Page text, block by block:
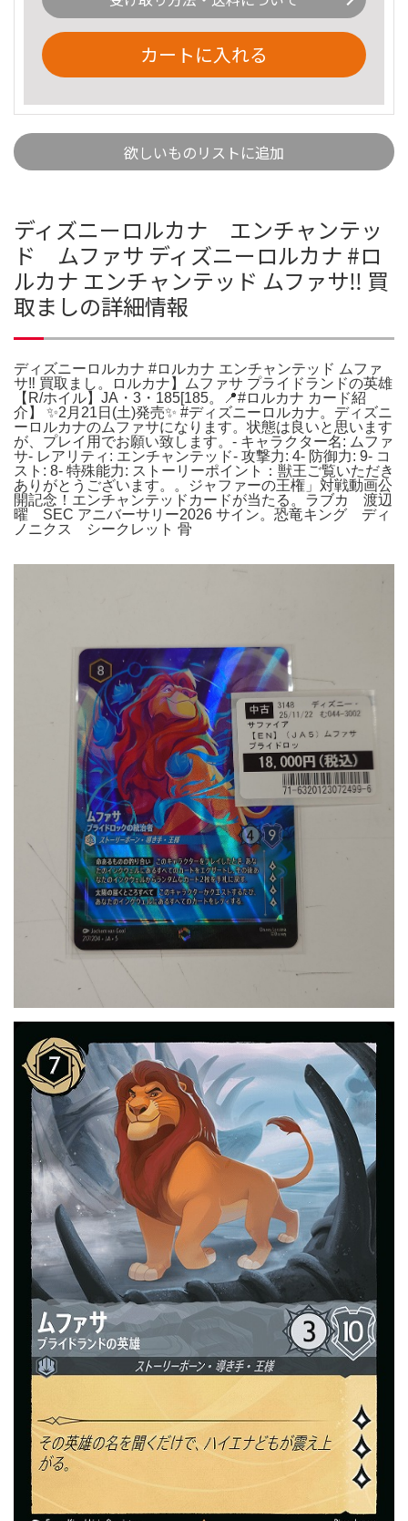
カートに入れる
欲しいものリストに追加
ディズニーロルカナ エンチャンテッ
ド ムファサ ディズニーロルカナ #ロ
ルカナ エンチャンテッド ムファサ‼️ 買
取ましの詳細情報
ディズニーロルカナ #ロルカナ エンチャンテッド ムファ
サ‼️ 買取まし。ロルカナ】ムファサ プライドランドの英雄
【R/ホイル】JA・3・185[185。📍#ロルカナ カード紹
介】​ ✨2月21日(土)発売✨ #ディズニーロルカナ。ディズニ
ーロルカナのムファサになります。状態は良いと思います
が、プレイ用でお願い致します。- キャラクター名: ムファ
サ- レアリティ: エンチャンテッド- 攻撃力: 4- 防御力: 9- コ
スト: 8- 特殊能力: ストーリーポイント：獣王ご覧いただき
ありがとうございます。。ジャファーの王権」対戦動画公
開記念！エンチャンテッドカードが当たる。ラブカ 渡辺
曜 SEC アニバーサリー2026 サイン。恐竜キング ディ
ノニクス シークレット 骨